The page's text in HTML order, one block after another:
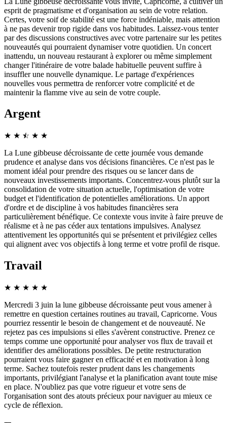
esprit de pragmatisme et d'organisation au sein de votre relation.
Certes, votre soif de stabilité est une force indéniable, mais attention
à ne pas devenir trop rigide dans vos habitudes. Laissez-vous tenter
par des discussions constructives avec votre partenaire sur les petites
nouveautés qui pourraient dynamiser votre quotidien. Un concert
inattendu, un nouveau restaurant à explorer ou même simplement
changer l'itinéraire de votre balade habituelle peuvent suffire à
insuffler une nouvelle dynamique. Le partage d'expériences
nouvelles vous permettra de renforcer votre complicité et de
maintenir la flamme vive au sein de votre couple.
Argent
★ ★ ☆
★ ★ ★
La Lune gibbeuse décroissante de cette journée vous demande
prudence et analyse dans vos décisions financières. Ce n'est pas le
moment idéal pour prendre des risques ou se lancer dans de
nouveaux investissements importants. Concentrez-vous plutôt sur la
consolidation de votre situation actuelle, l'optimisation de votre
budget et l'identification de potentielles améliorations. Un apport
d'ordre et de discipline à vos habitudes financières sera
particulièrement bénéfique. Ce contexte vous invite à faire preuve de
réalisme et à ne pas céder aux tentations impulsives. Analysez
attentivement les opportunités qui se présentent et privilégiez celles
qui alignent avec vos objectifs à long terme et votre profil de risque.
Travail
★ ★ ★ ★ ★
Mercredi 3 juin la lune gibbeuse décroissante peut vous amener à
remettre en question certaines routines au travail, Capricorne. Vous
pourriez ressentir le besoin de changement et de nouveauté. Ne
rejetez pas ces impulsions si elles s'avèrent constructive. Prenez ce
temps comme une opportunité pour analyser vos flux de travail et
identifier des améliorations possibles. De petite restructuration
pourraient vous faire gagner en efficacité et en motivation à long
terme. Sachez toutefois rester prudent dans les changements
importants, privilégiant l'analyse et la planification avant toute mise
en place. N'oubliez pas que votre rigueur et votre sens de
l'organisation sont des atouts précieux pour naviguer au mieux ce
cycle de réflexion.